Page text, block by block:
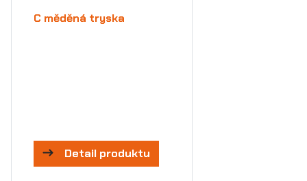
C měděná tryska
Detail produktu